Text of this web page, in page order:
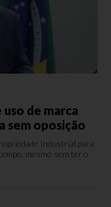
de marca
sem oposição
Industrial para
mesmo sem ter o